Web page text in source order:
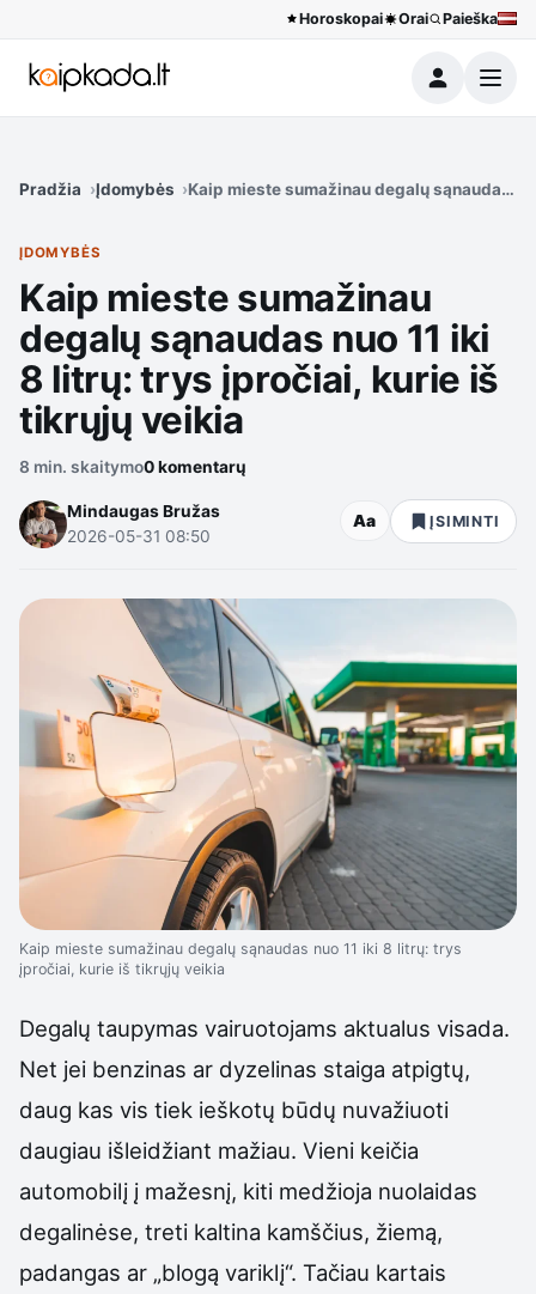
Horoskopai Orai Paieška
Meniu
Pradžia Įdomybės Kaip mieste sumažinau degalų sąnaudas
ĮDOMYBĖS
Kaip mieste sumažinau
degalų sąnaudas nuo 11 iki
8 litrų: trys įpročiai, kurie iš
tikrųjų veikia
8 min. skaitymo0 komentarų
Mindaugas Bružas
2026-05-31 08:50
Aa ĮSIMINTI
Kaip mieste sumažinau degalų sąnaudas nuo 11 iki 8 litrų: trys
įpročiai, kurie iš tikrųjų veikia
Degalų taupymas vairuotojams aktualus visada.
Net jei benzinas ar dyzelinas staiga atpigtų,
daug kas vis tiek ieškotų būdų nuvažiuoti
daugiau išleidžiant mažiau. Vieni keičia
automobilį į mažesnį, kiti medžioja nuolaidas
degalinėse, treti kaltina kamščius, žiemą,
padangas ar „blogą variklį“. Tačiau kartais